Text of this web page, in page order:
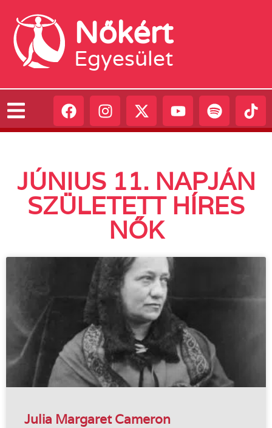
Nőkért
Egyesület
JÚNIUS 11. NAPJÁN
SZÜLETETT HÍRES
NŐK
Julia Margaret Cameron